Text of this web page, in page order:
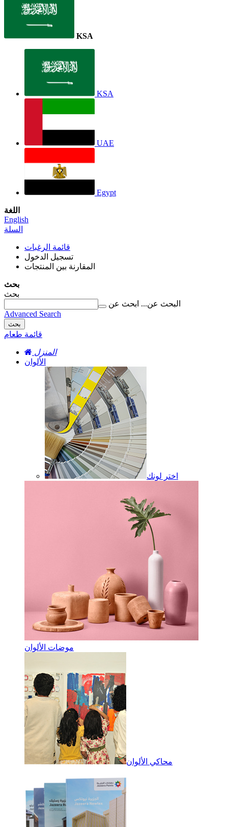
KSA
KSA
UAE
Egypt
اللغة
English
السلة
قائمة الرغبات
تسجيل الدخول
المقارنة بين المنتجات
بحث
بحث
البحث عن... ابحث عن
Advanced Search
بحث
قائمة طعام
المنزل
الألوان
اختر لونك
موضات الألوان
محاكي الألوان